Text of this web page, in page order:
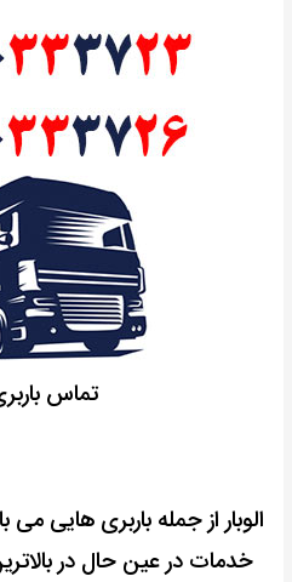
تماس
الوبار از جمله باربری هایی می
خدمات در عین حال در